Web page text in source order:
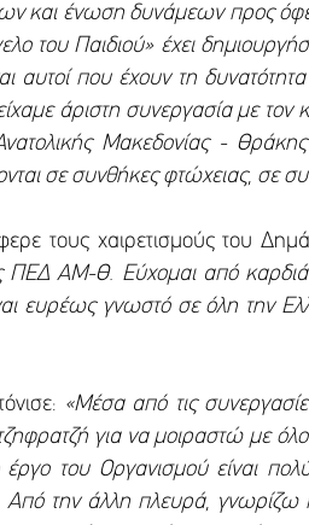
και ένωση δυνάμεων προς
του Παιδιού» έχει
αυτοί που έχουν τη
άριστη συνεργασία με
Μακεδονίας -
σε συνθήκες φτώχειας, σε
τους χαιρετισμούς του
ΠΕΔ ΑΜ-Θ. Εύχομαι από
ευρέως γνωστό σε όλη την
«Μέσα από τις
για να μοιραστώ με
του Οργανισμού είναι
Από την άλλη πλευρά,